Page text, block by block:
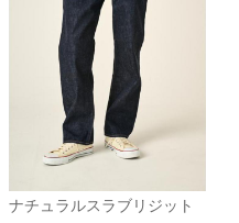
ナチュラルスラブリジット